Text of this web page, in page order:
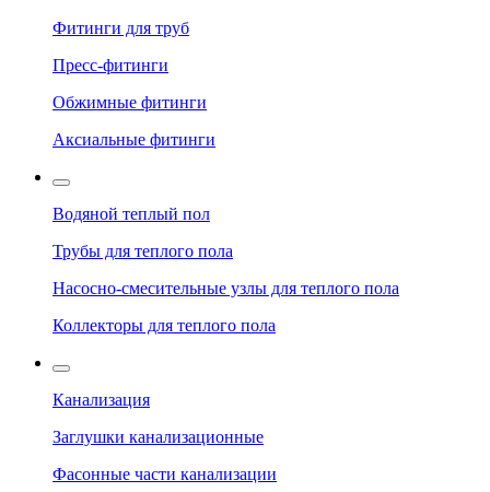
Фитинги для труб
Пресс-фитинги
Обжимные фитинги
Аксиальные фитинги
Водяной теплый пол
Трубы для теплого пола
Насосно-смесительные узлы для теплого пола
Коллекторы для теплого пола
Канализация
Заглушки канализационные
Фасонные части канализации